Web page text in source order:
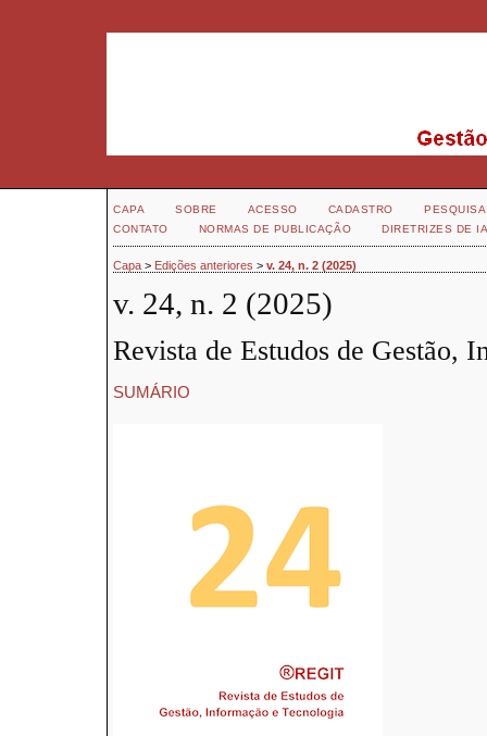
CAPA SOBRE ACESSO CADASTRO
PESQUISA
CONTATO
NORMAS DE PUBLICAÇÃO DIRETRIZES DE
Capa > Edições anteriores > v. 24, n. 2 (2025)
v. 24, n. 2 (2025)
Revista de Estudos de Gestão,
SUMÁRIO